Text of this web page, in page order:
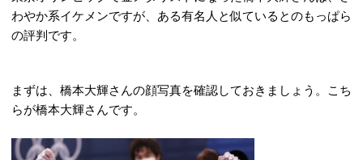
わやか系イケメンですが、ある有名人と似ているとのもっぱら
の評判です。
まずは、橋本大輝さんの顔写真を確認しておきましょう。こち
らが橋本大輝さんです。